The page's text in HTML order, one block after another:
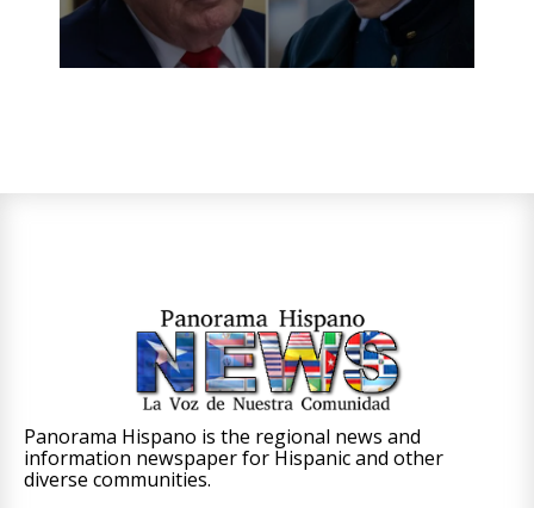
Panorama Hispano is the regional news and
information newspaper for Hispanic and other
diverse communities.